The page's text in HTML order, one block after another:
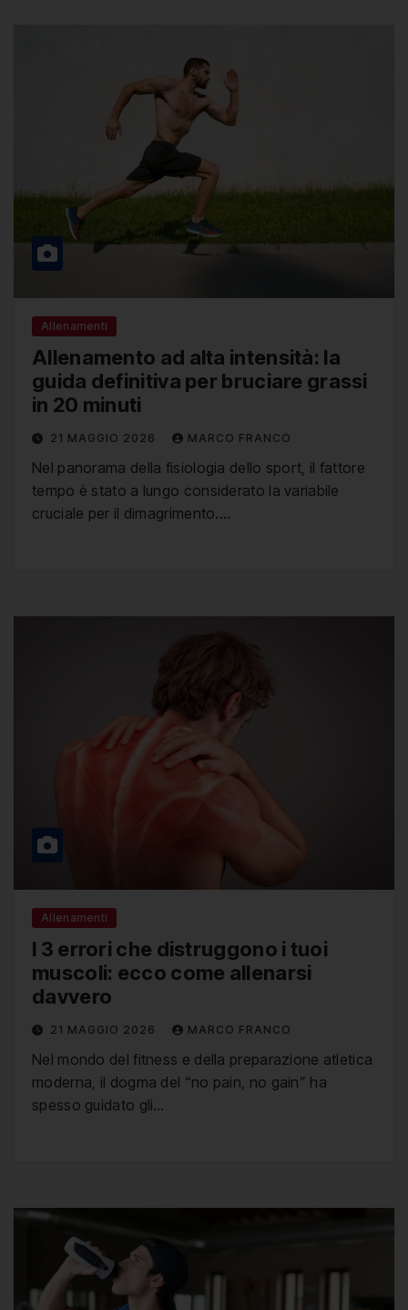
Allenamenti
Allenamento ad alta intensità: la
guida definitiva per bruciare grassi
in 20 minuti
21 MAGGIO 2026 MARCO FRANCO
Nel panorama della fisiologia dello sport, il fattore
tempo è stato a lungo considerato la variabile
cruciale per il dimagrimento.…
Allenamenti
I 3 errori che distruggono i tuoi
muscoli: ecco come allenarsi
davvero
21 MAGGIO 2026 MARCO FRANCO
Nel mondo del fitness e della preparazione atletica
moderna, il dogma del “no pain, no gain” ha
spesso guidato gli…